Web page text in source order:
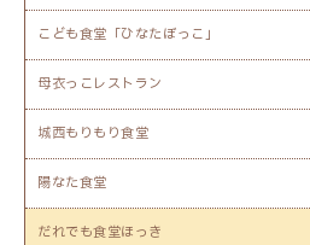
こども食堂「ひなたぼっこ」
母衣っこレストラン
城西もりもり食堂
陽なた食堂
だれでも食堂ほっき